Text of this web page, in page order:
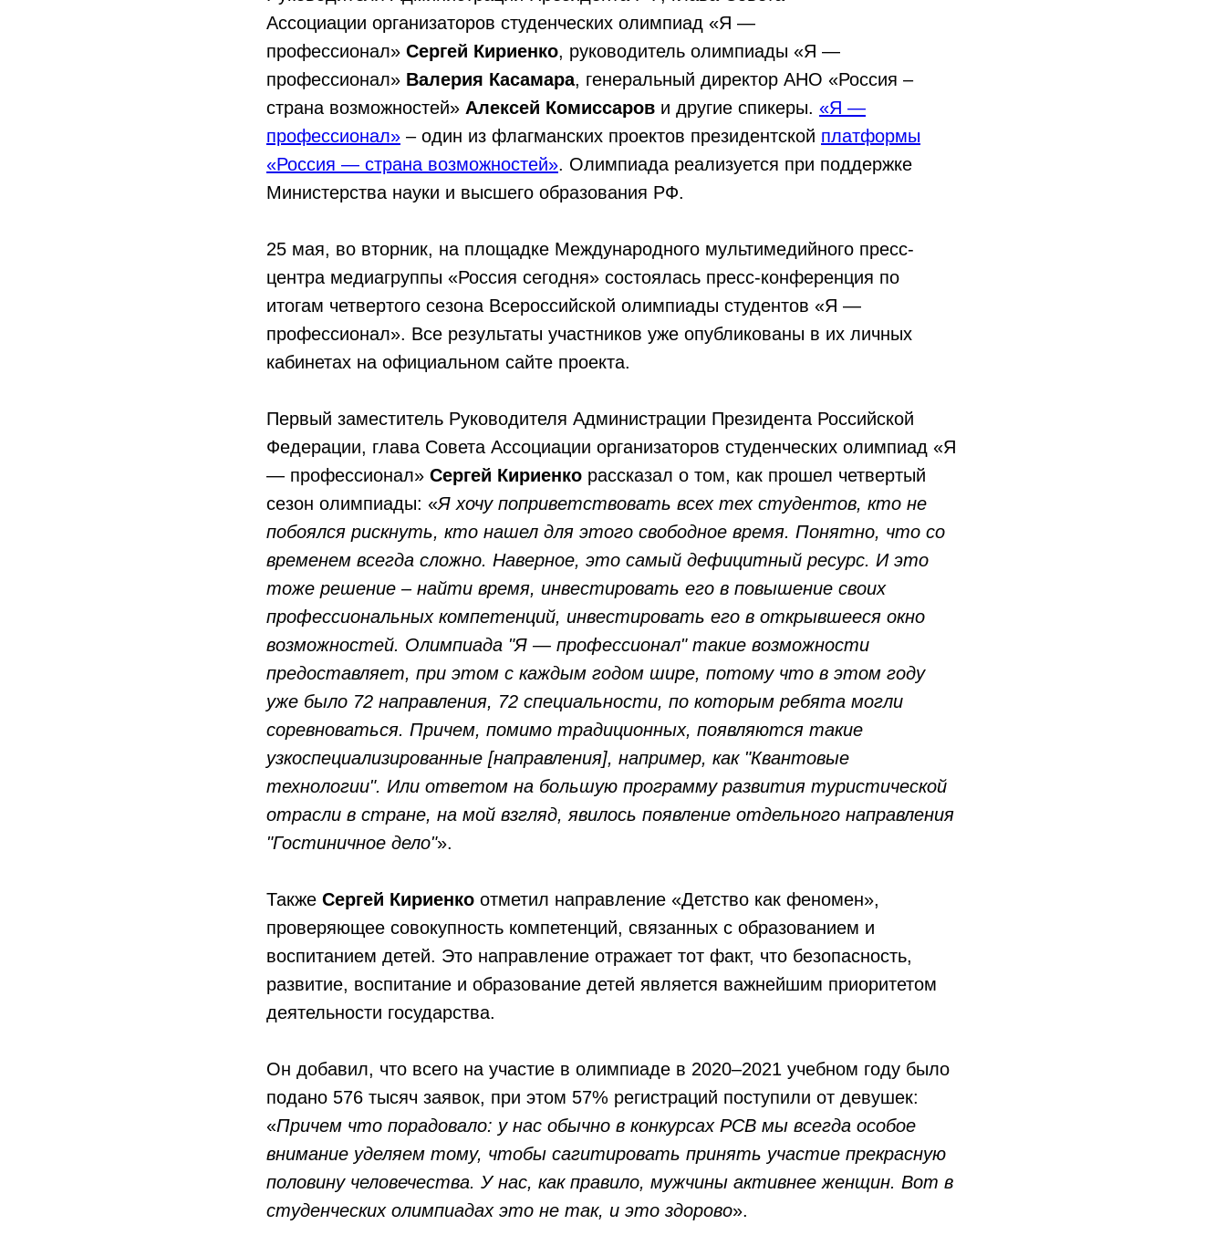
Ассоциации организаторов студенческих олимпиад «Я —
профессионал» Сергей Кириенко, руководитель олимпиады «Я —
профессионал» Валерия Касамара, генеральный директор АНО «Россия –
страна возможностей» Алексей Комиссаров и другие спикеры. «Я —
профессионал» – один из флагманских проектов президентской платформы
«Россия — страна возможностей». Олимпиада реализуется при поддержке
Министерства науки и высшего образования РФ.
25 мая, во вторник, на площадке Международного мультимедийного пресс-
центра медиагруппы «Россия сегодня» состоялась пресс-конференция по
итогам четвертого сезона Всероссийской олимпиады студентов «Я —
профессионал». Все результаты участников уже опубликованы в их личных
кабинетах на официальном сайте проекта.
Первый заместитель Руководителя Администрации Президента Российской
Федерации, глава Совета Ассоциации организаторов студенческих олимпиад «Я
— профессионал» Сергей Кириенко рассказал о том, как прошел четвертый
сезон олимпиады: «Я хочу поприветствовать всех тех студентов, кто не
побоялся рискнуть, кто нашел для этого свободное время. Понятно, что со
временем всегда сложно. Наверное, это самый дефицитный ресурс. И это
тоже решение – найти время, инвестировать его в повышение своих
профессиональных компетенций, инвестировать его в открывшееся окно
возможностей. Олимпиада "Я — профессионал" такие возможности
предоставляет, при этом с каждым годом шире, потому что в этом году
уже было 72 направления, 72 специальности, по которым ребята могли
соревноваться. Причем, помимо традиционных, появляются такие
узкоспециализированные [направления], например, как "Квантовые
технологии". Или ответом на большую программу развития туристической
отрасли в стране, на мой взгляд, явилось появление отдельного направления
"Гостиничное дело"».
Также Сергей Кириенко отметил направление «Детство как феномен»,
проверяющее совокупность компетенций, связанных с образованием и
воспитанием детей. Это направление отражает тот факт, что безопасность,
развитие, воспитание и образование детей является важнейшим приоритетом
деятельности государства.
Он добавил, что всего на участие в олимпиаде в 2020–2021 учебном году было
подано 576 тысяч заявок, при этом 57% регистраций поступили от девушек:
«Причем что порадовало: у нас обычно в конкурсах РСВ мы всегда особое
внимание уделяем тому, чтобы сагитировать принять участие прекрасную
половину человечества. У нас, как правило, мужчины активнее женщин. Вот в
студенческих олимпиадах это не так, и это здорово».